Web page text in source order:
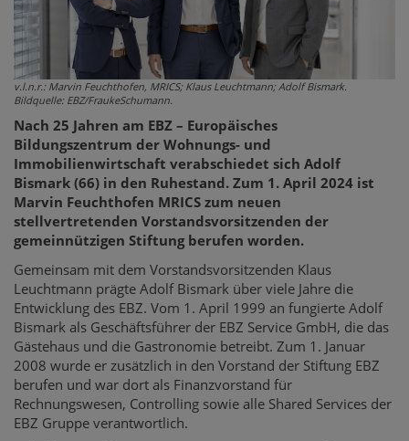
v.l.n.r.: Marvin Feuchthofen, MRICS; Klaus Leuchtmann; Adolf Bismark.
Bildquelle: EBZ/FraukeSchumann.
Nach 25 Jahren am EBZ – Europäisches
Bildungszentrum der Wohnungs- und
Immobilienwirtschaft verabschiedet sich Adolf
Bismark (66) in den Ruhestand. Zum 1. April 2024 ist
Marvin Feuchthofen MRICS zum neuen
stellvertretenden Vorstandsvorsitzenden der
gemeinnützigen Stiftung berufen worden.
Gemeinsam mit dem Vorstandsvorsitzenden Klaus
Leuchtmann prägte Adolf Bismark über viele Jahre die
Entwicklung des EBZ. Vom 1. April 1999 an fungierte Adolf
Bismark als Geschäftsführer der EBZ Service GmbH, die das
Gästehaus und die Gastronomie betreibt. Zum 1. Januar
2008 wurde er zusätzlich in den Vorstand der Stiftung EBZ
berufen und war dort als Finanzvorstand für
Rechnungswesen, Controlling sowie alle Shared Services der
EBZ Gruppe verantwortlich.